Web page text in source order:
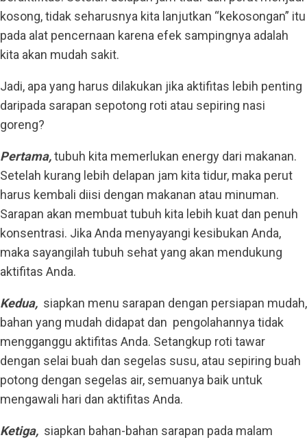
kosong, tidak seharusnya kita lanjutkan “kekosongan” itu
pada alat pencernaan karena efek sampingnya adalah
kita akan mudah sakit.
Jadi, apa yang harus dilakukan jika aktifitas lebih penting
daripada sarapan sepotong roti atau sepiring nasi
goreng?
Pertama,tubuh kita memerlukan energy dari makanan.
Setelah kurang lebih delapan jam kita tidur, maka perut
harus kembali diisi dengan makanan atau minuman.
Sarapan akan membuat tubuh kita lebih kuat dan penuh
konsentrasi. Jika Anda menyayangi kesibukan Anda,
maka sayangilah tubuh sehat yang akan mendukung
aktifitas Anda.
Kedua, siapkan menu sarapan dengan persiapan mudah,
bahan yang mudah didapat dan pengolahannya tidak
mengganggu aktifitas Anda. Setangkup roti tawar
dengan selai buah dan segelas susu, atau sepiring buah
potong dengan segelas air, semuanya baik untuk
mengawali hari dan aktifitas Anda.
Ketiga, siapkan bahan-bahan sarapan pada malam